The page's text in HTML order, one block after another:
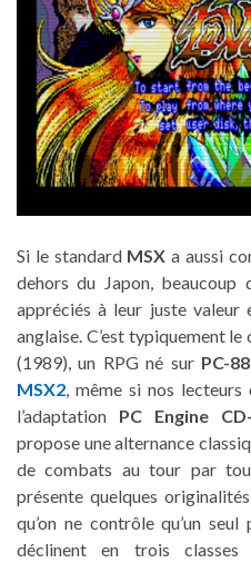
Si le standard MSX a aussi
dehors du Japon, beaucoup
appréciés à leur juste valeur
anglaise. C’est typiquement le
(1989), un RPG né sur PC-88
MSX2 , même si nos
l’adaptation PC Engine
propose une alternance
de combats au tour par
présente quelques
qu’on ne contrôle qu’un
déclinent en trois